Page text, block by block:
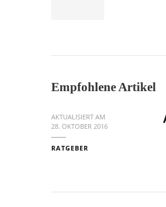
Empfohlene Artikel
AKTUALISIERT AM
28. OKTOBER 2016
RATGEBER